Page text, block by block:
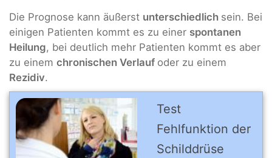
Die Prognose kann äußerst unterschiedlich sein. Bei
einigen Patienten kommt es zu einer spontanen
Heilung, bei deutlich mehr Patienten kommt es aber
zu einem chronischen Verlauf oder zu einem
Rezidiv.
Test
Fehlfunktion der
Schilddrüse